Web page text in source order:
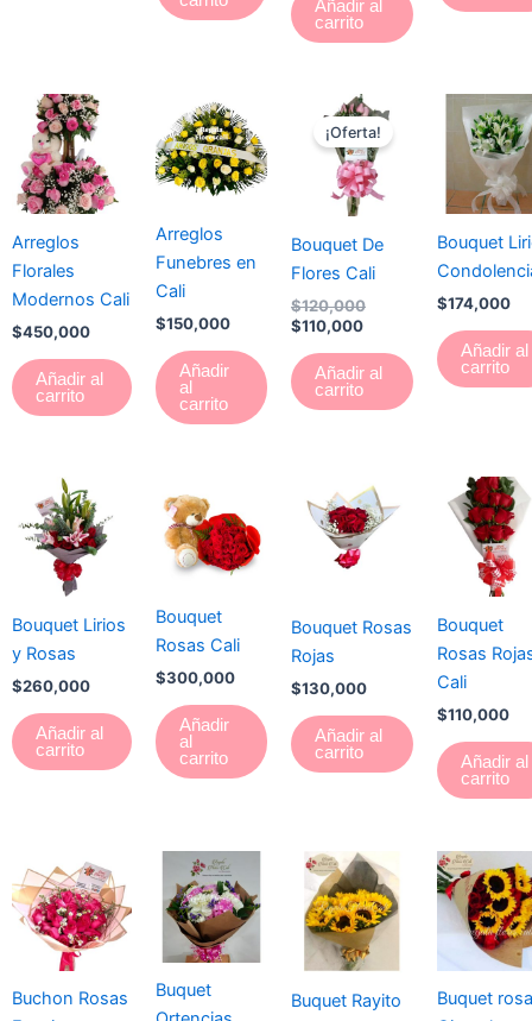
Añadir al
carrito
Arreglos
Florales
Modernos Cali
$450,000
Añadir al
carrito
Arreglos
Funebres en
Cali
$150,000
Añadir
al
carrito
¡Oferta!
Bouquet De
Flores Cali
$120,000
El
precio
original
era:
$120,000.
$110,000
El
precio
actual
es:
$110,000.
Añadir al
carrito
Bouquet
$174,000
Añadir al
carrito
Bouquet Lirios
y Rosas
$260,000
Añadir al
carrito
Bouquet
Rosas Cali
$300,000
Añadir
al
carrito
Bouquet Rosas
Rojas
$130,000
Añadir al
carrito
Bouquet
Rosas
Cali
$110,000
Añadir al
carrito
Buchon Rosas
Buquet
Buquet Rayito
Buquet